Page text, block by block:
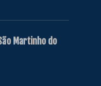
Martinho do